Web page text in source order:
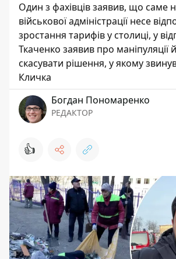
Один з фахівців заявив, що саме
військової адміністрації несе
зростання тарифів у столиці, у
Ткаченко заявив про маніпуляції
скасувати рішення, у якому
Кличка
Богдан Пономаренко
РЕДАКТОР
👍